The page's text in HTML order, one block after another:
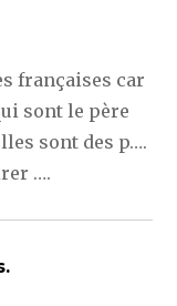
françaises car
sont le père
sont des p….
….